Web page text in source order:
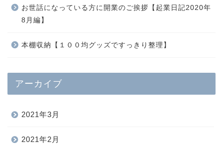
お世話になっている方に開業のご挨拶【起業日記2020年
8月編】
本棚収納【１００均グッズですっきり整理】
アーカイブ
2021年3月
2021年2月